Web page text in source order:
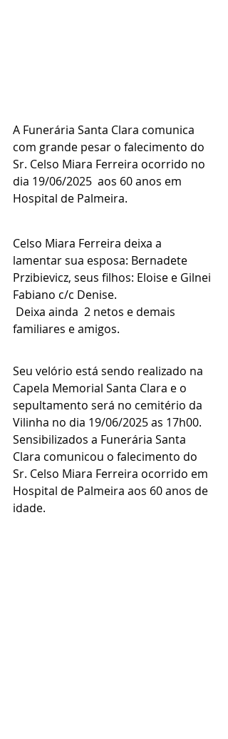
A Funerária Santa Clara comunica
com grande pesar o falecimento do
Sr. Celso Miara Ferreira ocorrido no
dia 19/06/2025  aos 60 anos em
Hospital de Palmeira.
Celso Miara Ferreira deixa a
lamentar sua esposa: Bernadete
Przibievicz, seus filhos: Eloise e Gilnei
Fabiano c/c Denise.
familiares e amigos.
Seu velório está sendo realizado na
Capela Memorial Santa Clara e o
sepultamento será no cemitério da
Vilinha no dia 19/06/2025 as 17h00.
Sensibilizados a Funerária Santa
Clara comunicou o falecimento do
Sr. Celso Miara Ferreira ocorrido em
Hospital de Palmeira aos 60 anos de
idade.